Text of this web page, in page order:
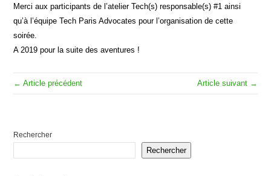
Merci aux participants de l’atelier Tech(s) responsable(s) #1 ainsi
qu’à l’équipe Tech Paris Advocates pour l’organisation de cette
soirée.
A 2019 pour la suite des aventures !
← Article précédent Article suivant →
Rechercher
Rechercher